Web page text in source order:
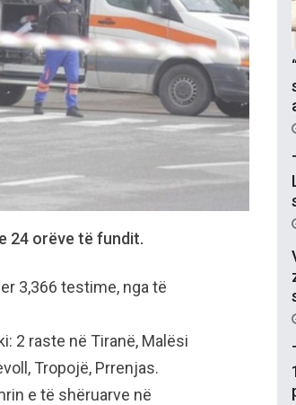
24 orëve të fundit.
3,366 testime, nga të
2 raste në Tiranë, Malësi
Tropojë, Prrenjas.
e të shëruarve në